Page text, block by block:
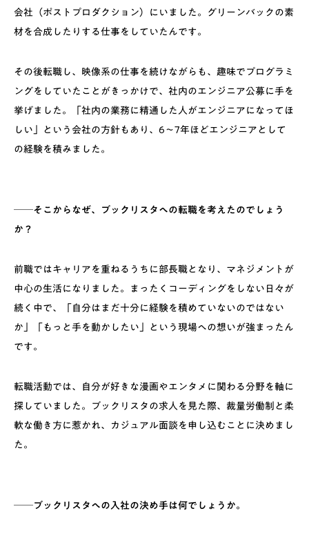
会社（ポストプロダクション）にいました。グリーンバックの素
材を合成したりする仕事をしていたんです。
その後転職し、映像系の仕事を続けながらも、趣味でプログラミ
ングをしていたことがきっかけで、社内のエンジニア公募に手を
挙げました。「社内の業務に精通した人がエンジニアになってほ
しい」という会社の方針もあり、6〜7年ほどエンジニアとして
の経験を積みました。
──そこからなぜ、ブックリスタへの転職を考えたのでしょう
か？
前職ではキャリアを重ねるうちに部長職となり、マネジメントが
中心の生活になりました。まったくコーディングをしない日々が
続く中で、「自分はまだ十分に経験を積めていないのではない
か」「もっと手を動かしたい」という現場への想いが強まったん
です。
転職活動では、自分が好きな漫画やエンタメに関わる分野を軸に
探していました。ブックリスタの求人を見た際、裁量労働制と柔
軟な働き方に惹かれ、カジュアル面談を申し込むことに決めまし
た。
──ブックリスタへの入社の決め手は何でしょうか。